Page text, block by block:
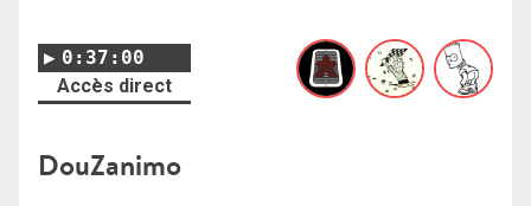
0:37:00
Accès direct
DouZanimo